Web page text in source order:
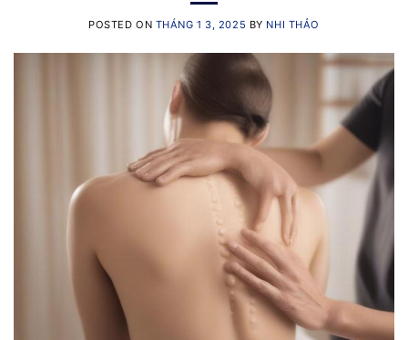
POSTED ON THÁNG 1 3, 2025 BY NHI THẢO